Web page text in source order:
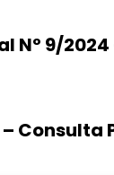
Nº 9/